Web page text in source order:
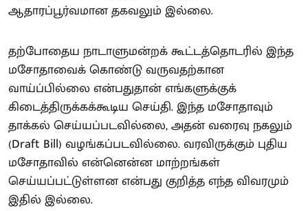
ஆதாரப்பூர்வமான தகவலும் இல்லை.
தற்போதைய நாடாளுமன்றக் கூட்டத்தொடரில் இந்த
மசோதாவைக் கொண்டு வருவதற்கான
வாய்ப்பில்லை என்பதுதான் எங்களுக்குக்
கிடைத்திருக்கக்கூடிய செய்தி. இந்த மசோதாவும்
தாக்கல் செய்யப்படவில்லை, அதன் வரைவு நகலும்
(Draft Bill) வழங்கப்படவில்லை. வரவிருக்கும் புதிய
மசோதாவில் என்னென்ன மாற்றங்கள்
செய்யப்பட்டுள்ளன என்பது குறித்த எந்த விவரமும்
இதில் இல்லை.